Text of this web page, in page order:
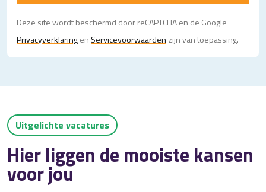
Deze site wordt beschermd door reCAPTCHA en de Google
Privacy­verklaringen Servicevoorwaarden zijn van toepassing.
Uitgelichte vacatures
Hier liggen de mooiste kansen
voor jou